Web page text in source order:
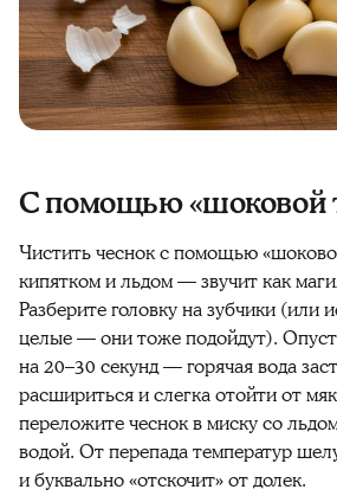
С помощью «шоковой
Чистить чеснокс помощью
кипятком и льдом — звучит как
Разберите головку на зубчики (или
целые — они тоже подойдут).
на 20–30 секунд — горячая вода
расшириться и слегка отойти от
переложите чеснок в миску со
водой. От перепада температур
и буквально «отскочит» от долек.